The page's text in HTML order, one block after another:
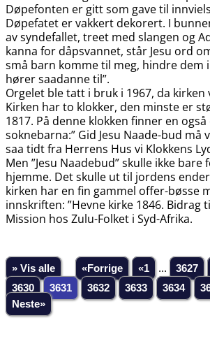
Døpefonten er gitt som gave til
Døpefatet er vakkert dekorert. I
av syndefallet, treet med slangen og
kanna for dåpsvannet, står Jesu ord
små barn komme til meg, hindre dem
hører saadanne til”.
Orgelet ble tatt i bruk i 1967, da kirken
Kirken har to klokker, den minste er
1817. På denne klokken finner en
soknebarna:” Gid Jesu Naade-bud må
saa tidt fra Herrens Hus vi Klokkens
Men ”Jesu Naadebud” skulle ikke
hjemme. Det skulle ut til jordens
kirken har en fin gammel offer-bøsse
innskriften: ”Hevne kirke 1846. Bidrag
Mission hos Zulu-Folket i Syd-Afrika.
» Vis alle «Forrige «1 ... 3627
3630
3631 3632 3633 3634
Neste»